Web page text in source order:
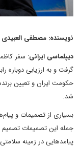
نویسنده: مصطفى العبیدی
دیپلماسی ایرانی: سفر
حکومت ایران و تعیین
شد.
بسیاری از تصمیمات و
جمله این تصمیمات تصمیم
پیامدهایی در زمینه